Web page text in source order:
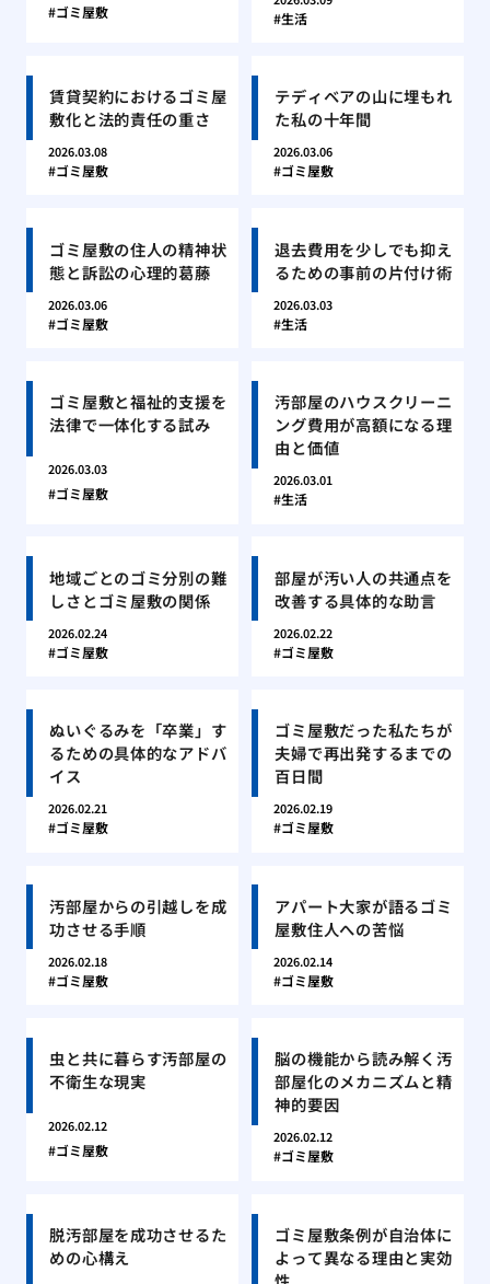
ゴミ屋敷 生活
賃貸契約におけるゴミ屋
敷化と法的責任の重さ
2026.03.08
ゴミ屋敷
テディベアの山に埋もれ
た私の十年間
2026.03.06
ゴミ屋敷
ゴミ屋敷の住人の精神状
態と訴訟の心理的葛藤
2026.03.06
ゴミ屋敷
退去費用を少しでも抑え
るための事前の片付け術
2026.03.03
生活
ゴミ屋敷と福祉的支援を
法律で一体化する試み
2026.03.03
ゴミ屋敷
汚部屋のハウスクリーニ
ング費用が高額になる理
由と価値
2026.03.01
生活
地域ごとのゴミ分別の難
しさとゴミ屋敷の関係
2026.02.24
ゴミ屋敷
部屋が汚い人の共通点を
改善する具体的な助言
2026.02.22
ゴミ屋敷
ぬいぐるみを「卒業」す
るための具体的なアドバ
イス
2026.02.21
ゴミ屋敷
ゴミ屋敷だった私たちが
夫婦で再出発するまでの
百日間
2026.02.19
ゴミ屋敷
汚部屋からの引越しを成
功させる手順
2026.02.18
ゴミ屋敷
アパート大家が語るゴミ
屋敷住人への苦悩
2026.02.14
ゴミ屋敷
虫と共に暮らす汚部屋の
不衛生な現実
2026.02.12
ゴミ屋敷
脳の機能から読み解く汚
部屋化のメカニズムと精
神的要因
2026.02.12
ゴミ屋敷
脱汚部屋を成功させるた
めの心構え
ゴミ屋敷条例が自治体に
よって異なる理由と実効